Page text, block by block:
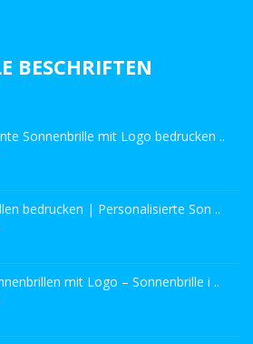
BESCHRIFTEN
Sonnenbrille mit Logo bedrucken ..
bedrucken | Personalisierte Son ..
mit Logo – Sonnenbrille i ..